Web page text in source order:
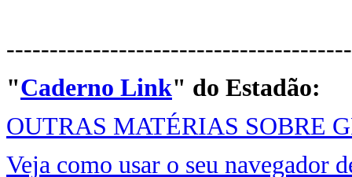
"Caderno Link" do Estadão:
OUTRAS MATÉRIAS SOBRE
Veja como usar o seu navegador